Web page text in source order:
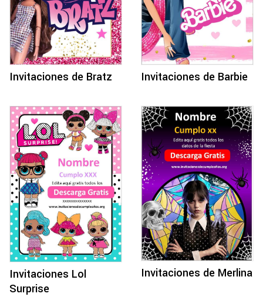
Invitaciones de Bratz Invitaciones de Barbie
Invitaciones Lol
Surprise
Invitaciones de Merlina